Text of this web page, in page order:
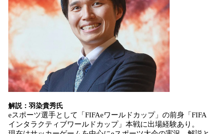
解説：羽染貴秀氏
eスポーツ選手として「FIFAeワールドカップ」の前身「FIFA
インタラクティブワールドカップ」本戦に出場経験あり。